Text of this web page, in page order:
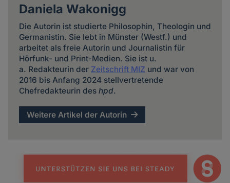
Daniela Wakonigg
Die Autorin ist studierte Philosophin, Theologin und
Germanistin. Sie lebt in Münster (Westf.) und
arbeitet als freie Autorin und Journalistin für
Hörfunk- und Print-Medien. Sie ist u.
a. Redakteurin der Zeitschrift MIZ und war von
2016 bis Anfang 2024 stellvertretende
Chefredakteurin des hpd.
Weitere Artikel der Autorin